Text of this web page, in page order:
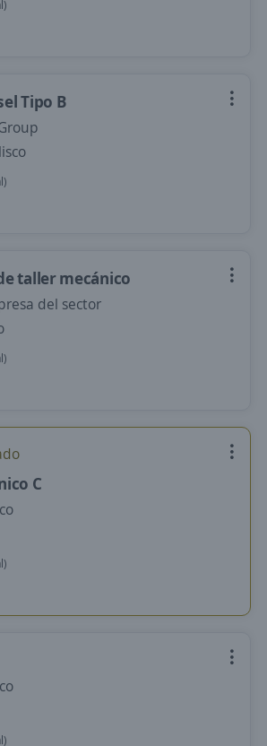
Tipo B
taller mecánico
del sector
C